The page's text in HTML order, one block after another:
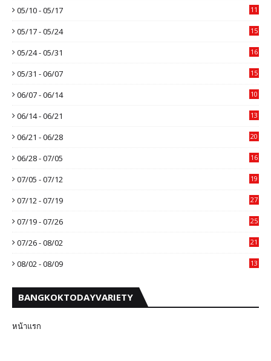
05/10 - 05/17 11
05/17 - 05/24 15
05/24 - 05/31 16
05/31 - 06/07 15
06/07 - 06/14 10
06/14 - 06/21 13
06/21 - 06/28 20
06/28 - 07/05 16
07/05 - 07/12 19
07/12 - 07/19 27
07/19 - 07/26 25
07/26 - 08/02 21
08/02 - 08/09 13
BANGKOKTODAYVARIETY
หน้าแรก